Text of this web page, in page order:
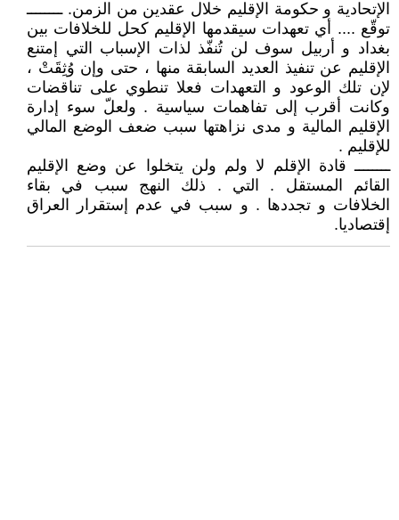
الإتحادية و حكومة الإقليم خلال عقدين من الزمن. ــــــــ
توقّع .... أي تعهدات سيقدمها الإقليم كحل للخلافات بين
بغداد و أربيل سوف لن تُنفّذ لذات الإسباب التي إمتنع
الإقليم عن تنفيذ العديد السابقة منها ، حتى وإن وُثِقَتْ ،
لإن تلك الوعود و التعهدات فعلا تنطوي على تناقضات
وكانت أقرب إلى تفاهمات سياسية . ولعلّ سوء إدارة
الإقليم المالية و مدى نزاهتها سبب ضعف الوضع المالي
للإقليم .
ــــــــ قادة الإقلم لا ولم ولن يتخلوا عن وضع الإقليم
القائم المستقل . التي . ذلك النهج سبب في بقاء
الخلافات و تجددها . و سبب في عدم إستقرار العراق
إقتصاديا.